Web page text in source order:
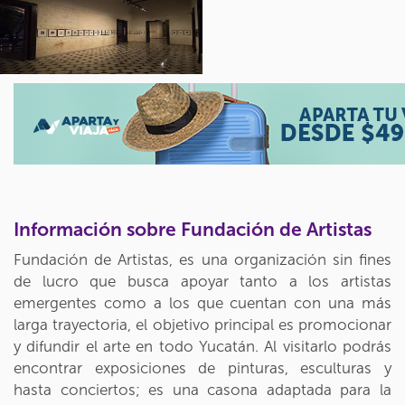
Información sobre Fundación de Artistas
Fundación de Artistas, es una organización sin fines
de lucro que busca apoyar tanto a los artistas
emergentes como a los que cuentan con una más
larga trayectoria, el objetivo principal es promocionar
y difundir el arte en todo Yucatán. Al visitarlo podrás
encontrar exposiciones de pinturas, esculturas y
hasta conciertos; es una casona adaptada para la